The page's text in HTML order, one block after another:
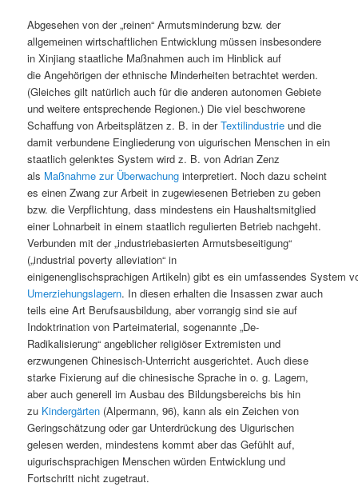
Abgesehen von der „reinen“ Armutsminderung bzw. der
allgemeinen wirtschaftlichen Entwicklung müssen insbesondere
in Xinjiang staatliche Maßnahmen auch im Hinblick auf
die Angehörigen der ethnische Minderheiten betrachtet werden.
(Gleiches gilt natürlich auch für die anderen autonomen Gebiete
und weitere entsprechende Regionen.) Die viel beschworene
Schaffung von Arbeitsplätzen z. B. in derTextilindustrie und die
damit verbundene Eingliederung von uigurischen Menschen in ein
staatlich gelenktes System wird z. B. von Adrian Zenz
als Maßnahme zur Überwachung interpretiert. Noch dazu scheint
es einen Zwang zur Arbeit in zugewiesenen Betrieben zu geben
bzw. die Verpflichtung, dass mindestens ein Haushaltsmitglied
einer Lohnarbeit in einem staatlich regulierten Betrieb nachgeht.
Verbunden mit der „industriebasierten Armutsbeseitigung“
(„industrial poverty alleviation“ in
einigenenglischsprachigen Artikeln) gibt es ein umfassendes System
Umerziehungslagern. In diesen erhalten die Insassen zwar auch
teils eine Art Berufsausbildung, aber vorrangig sind sie auf
Indoktrination von Parteimaterial, sogenannte „De-
Radikalisierung“ angeblicher religiöser Extremisten und
erzwungenen Chinesisch-Unterricht ausgerichtet. Auch diese
starke Fixierung auf die chinesische Sprache in o. g. Lagern,
aber auch generell im Ausbau des Bildungsbereichs bis hin
zu Kindergärten (Alpermann, 96), kann als ein Zeichen von
Geringschätzung oder gar Unterdrückung des Uigurischen
gelesen werden, mindestens kommt aber das Gefühlt auf,
uigurischsprachigen Menschen würden Entwicklung und
Fortschritt nicht zugetraut.